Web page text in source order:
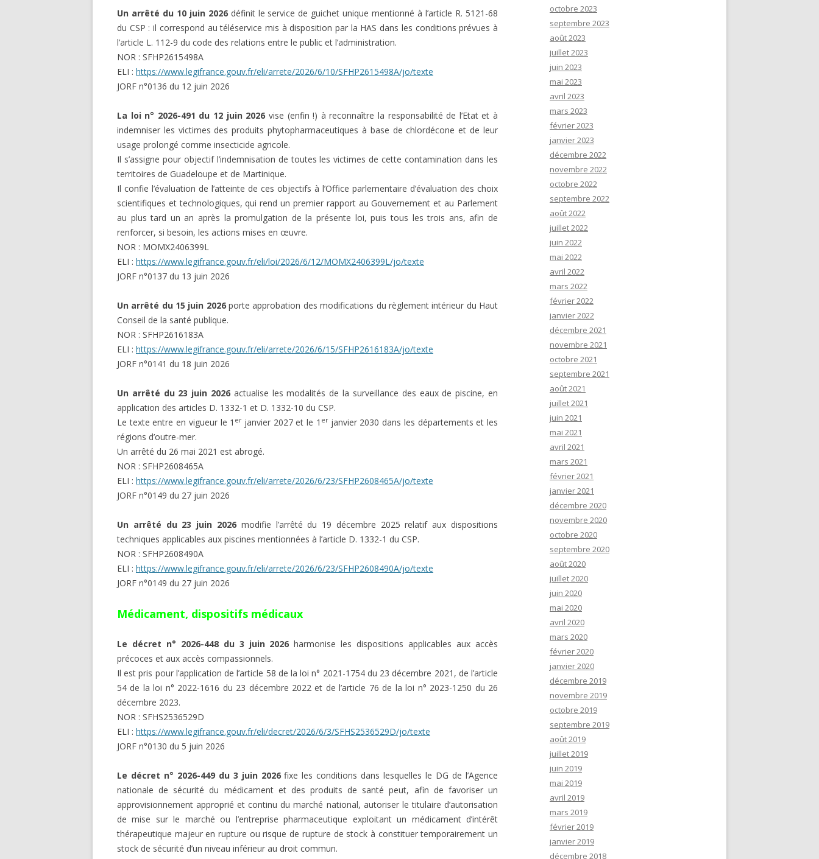
Un arrêté du 10 juin 2026définit le service de guichet unique mentionné à l’article R. 5121-68
du CSP : il correspond au téléservice mis à disposition par la HAS dans les conditions prévues à
l’article L. 112-9 du code des relations entre le public et l’administration.
NOR : SFHP2615498A
ELI : https://www.legifrance.gouv.fr/eli/arrete/2026/6/10/SFHP2615498A/jo/texte
JORF n°0136 du 12 juin 2026
La loi n° 2026-491 du 12 juin 2026 vise (enfin !) à reconnaître la responsabilité de l’Etat et à
indemniser les victimes des produits phytopharmaceutiques à base de chlordécone et de leur
usage prolongé comme insecticide agricole.
Il s’assigne pour objectif l’indemnisation de toutes les victimes de cette contamination dans les
territoires de Guadeloupe et de Martinique.
Il confie l’évaluation de l’atteinte de ces objectifs à l’Office parlementaire d’évaluation des choix
scientifiques et technologiques, qui rend un premier rapport au Gouvernement et au Parlement
au plus tard un an après la promulgation de la présente loi, puis tous les trois ans, afin de
renforcer, si besoin, les actions mises en œuvre.
NOR : MOMX2406399L
ELI : https://www.legifrance.gouv.fr/eli/loi/2026/6/12/MOMX2406399L/jo/texte
JORF n°0137 du 13 juin 2026
Un arrêté du 15 juin 2026porte approbation des modifications du règlement intérieur du Haut
Conseil de la santé publique.
NOR : SFHP2616183A
ELI : https://www.legifrance.gouv.fr/eli/arrete/2026/6/15/SFHP2616183A/jo/texte
JORF n°0141 du 18 juin 2026
Un arrêté du 23 juin 2026 actualise les modalités de la surveillance des eaux de piscine, en
application des articles D. 1332-1 et D. 1332-10 du CSP.
Le texte entre en vigueur le 1 erjanvier 2027 et le 1 erjanvier 2030 dans les départements et les
régions d’outre-mer.
Un arrêté du 26 mai 2021 est abrogé.
NOR : SFHP2608465A
ELI : https://www.legifrance.gouv.fr/eli/arrete/2026/6/23/SFHP2608465A/jo/texte
JORF n°0149 du 27 juin 2026
Un arrêté du 23 juin 2026modifie l’arrêté du 19 décembre 2025 relatif aux dispositions
techniques applicables aux piscines mentionnées à l’article D. 1332-1 du CSP.
NOR : SFHP2608490A
ELI : https://www.legifrance.gouv.fr/eli/arrete/2026/6/23/SFHP2608490A/jo/texte
JORF n°0149 du 27 juin 2026
Médicament, dispositifs médicaux
Le décret n° 2026-448 du 3 juin 2026 harmonise les dispositions applicables aux accès
précoces et aux accès compassionnels.
Il est pris pour l’application de l’article 58 de la loi n° 2021-1754 du 23 décembre 2021, de l’article
54 de la loi n° 2022-1616 du 23 décembre 2022 et de l’article 76 de la loi n° 2023-1250 du 26
décembre 2023.
NOR : SFHS2536529D
ELI : https://www.legifrance.gouv.fr/eli/decret/2026/6/3/SFHS2536529D/jo/texte
JORF n°0130 du 5 juin 2026
Le décret n° 2026-449 du 3 juin 2026fixe les conditions dans lesquelles le DG de l’Agence
nationale de sécurité du médicament et des produits de santé peut, afin de favoriser un
approvisionnement approprié et continu du marché national, autoriser le titulaire d’autorisation
de mise sur le marché ou l’entreprise pharmaceutique exploitant un médicament d’intérêt
thérapeutique majeur en rupture ou risque de rupture de stock à constituer temporairement un
stock de sécurité d’un niveau inférieur au droit commun.
octobre 2023
septembre 2023
août 2023
juillet 2023
juin 2023
mai 2023
avril 2023
mars 2023
février 2023
janvier 2023
décembre 2022
novembre 2022
octobre 2022
septembre 2022
août 2022
juillet 2022
juin 2022
mai 2022
avril 2022
mars 2022
février 2022
janvier 2022
décembre 2021
novembre 2021
octobre 2021
septembre 2021
août 2021
juillet 2021
juin 2021
mai 2021
avril 2021
mars 2021
février 2021
janvier 2021
décembre 2020
novembre 2020
octobre 2020
septembre 2020
août 2020
juillet 2020
juin 2020
mai 2020
avril 2020
mars 2020
février 2020
janvier 2020
décembre 2019
novembre 2019
octobre 2019
septembre 2019
août 2019
juillet 2019
juin 2019
mai 2019
avril 2019
mars 2019
février 2019
janvier 2019
décembre 2018